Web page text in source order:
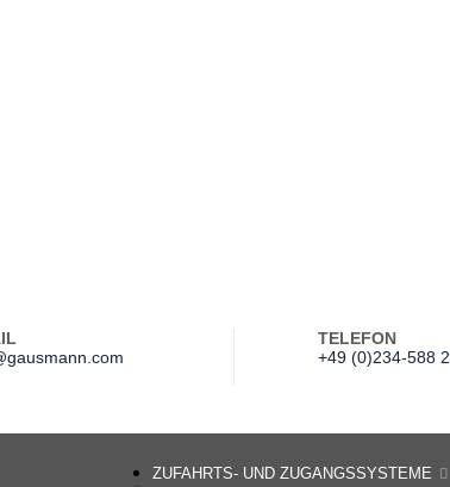
TELEFON
+49 (0)234-588
ZUFAHRTS- UND ZUGANGSSYSTEME